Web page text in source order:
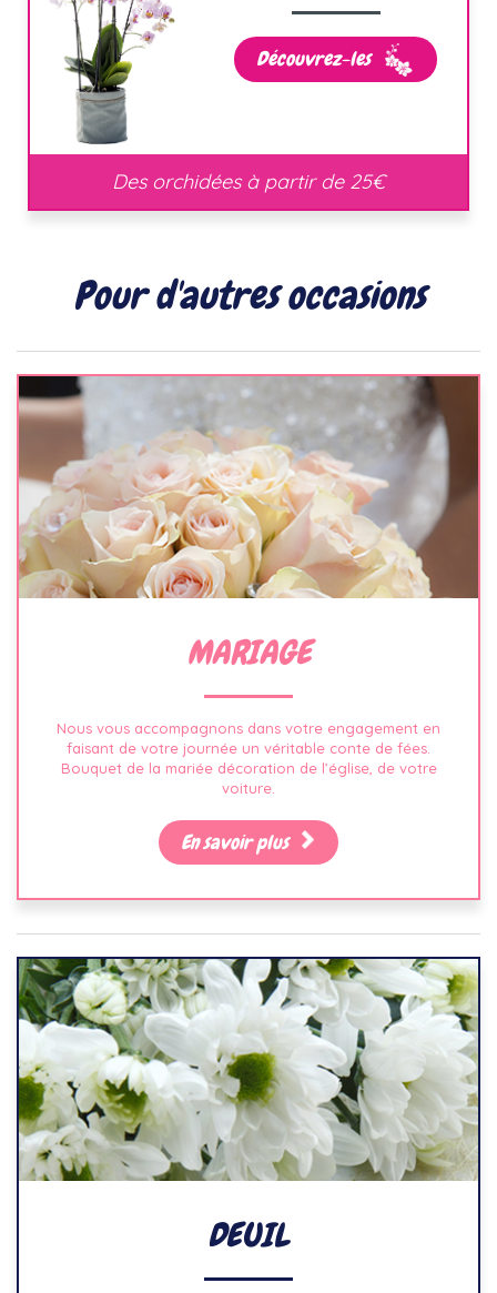
Découvrez-les
Des orchidées à partir de 25€
Pour d'autres occasions
MARIAGE
Nous vous accompagnons dans votre engagement en
faisant de votre journée un véritable conte de fées.
Bouquet de la mariée décoration de l’église, de votre
voiture.
En savoir plus
DEUIL